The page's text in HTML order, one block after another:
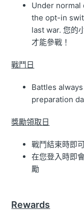
Under normal
the opt-in
last war. 您的
才能參戰！
戰鬥日
Battles
preparation
獎勵領取日
戰鬥結束時即
在您登入時即
勵
Rewards